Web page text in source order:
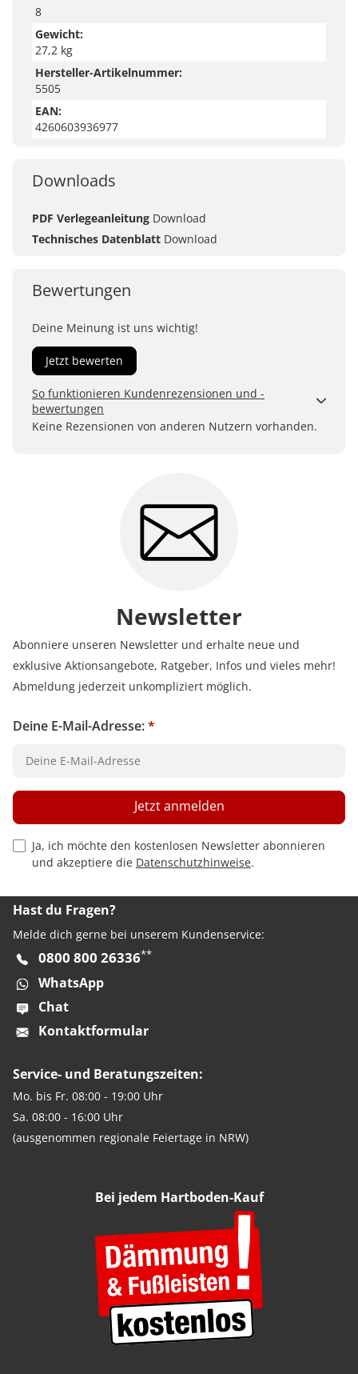
8
Gewicht:
27,2 kg
Hersteller-Artikelnummer:
5505
EAN:
4260603936977
Downloads
PDF Verlegeanleitung Download
Technisches Datenblatt Download
Bewertungen
Deine Meinung ist uns wichtig!
Jetzt bewerten
So funktionieren Kundenrezensionen und -
bewertungen
Kundenbewertungen sind für uns und unsere Kunden
Erfahren Sie mehr darüber, wie Kundenbewertungen
bei uns funktionieren
Keine Rezensionen von anderen Nutzern vorhanden.
Newsletter
Abonniere unseren Newsletter und erhalte neue und
exklusive Aktionsangebote, Ratgeber, Infos und vieles mehr!
Abmeldung jederzeit unkompliziert möglich.
Deine E-Mail-Adresse:*
Privacy Policy Checkbox
Ja, ich möchte den kostenlosen Newsletter abonnieren
und akzeptiere die Datenschutzhinweise.
Jetzt anmelden
Hast du Fragen?
Melde dich gerne bei unserem Kundenservice:
0800 800 26336**
WhatsApp
Chat
Kontaktformular
Service- und Beratungszeiten:
Mo. bis Fr. 08:00 - 19:00 Uhr
Sa. 08:00 - 16:00 Uhr
(ausgenommen regionale Feiertage in NRW)
Bei jedem Hartboden-Kauf